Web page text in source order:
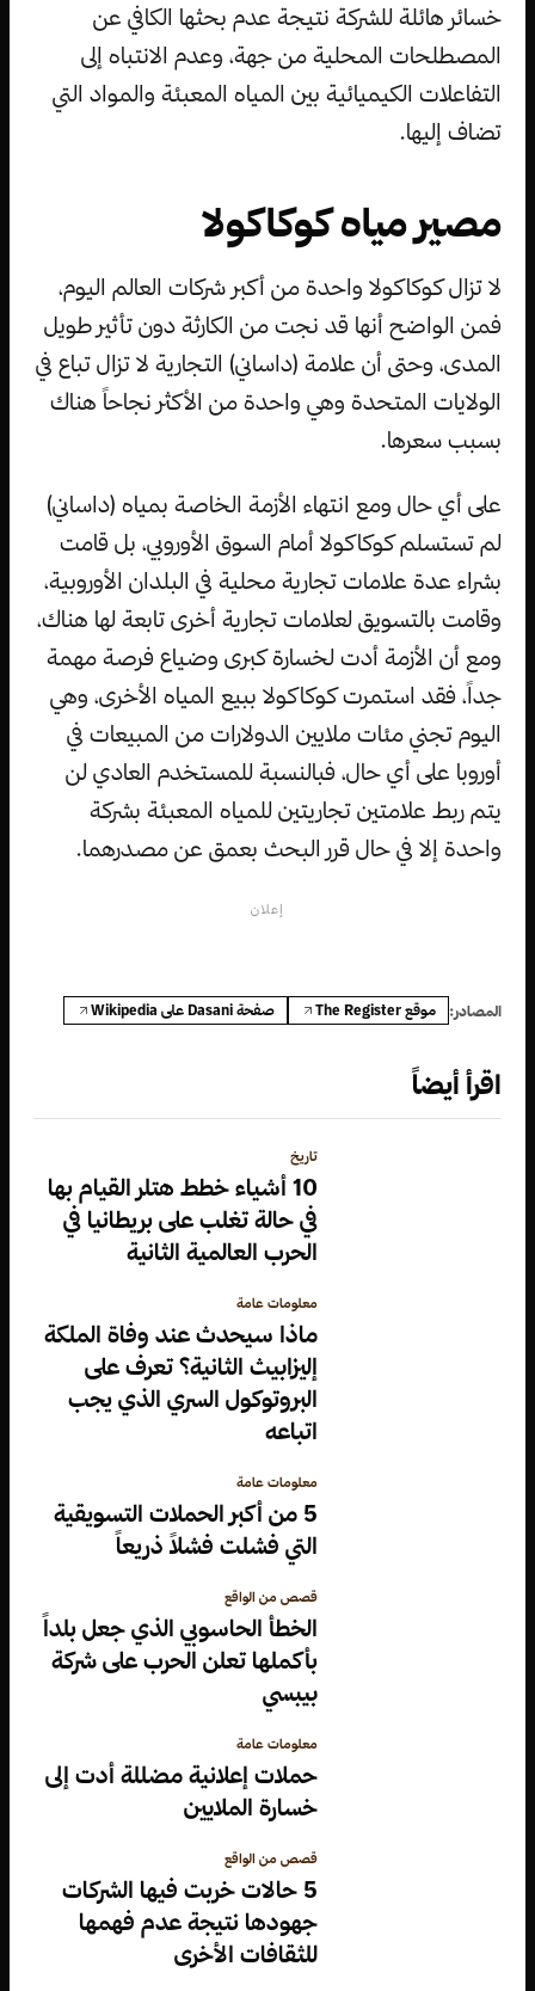
خسائر هائلة للشركة نتيجة عدم بحثها الكافي عن
المصطلحات المحلية من جهة، وعدم الانتباه إلى
التفاعلات الكيميائية بين المياه المعبئة والمواد التي
تضاف إليها.
مصير مياه كوكاكولا
لا تزال كوكاكولا واحدة من أكبر شركات العالم اليوم،
فمن الواضح أنها قد نجت من الكارثة دون تأثير طويل
المدى، وحتى أن علامة (داساني) التجارية لا تزال تباع في
الولايات المتحدة وهي واحدة من الأكثر نجاحاً هناك
بسبب سعرها.
على أي حال ومع انتهاء الأزمة الخاصة بمياه (داساني)
لم تستسلم كوكاكولا أمام السوق الأوروبي، بل قامت
بشراء عدة علامات تجارية محلية في البلدان الأوروبية،
وقامت بالتسويق لعلامات تجارية أخرى تابعة لها هناك،
ومع أن الأزمة أدت لخسارة كبرى وضياع فرصة مهمة
جداً، فقد استمرت كوكاكولا ببيع المياه الأخرى، وهي
اليوم تجني مئات ملايين الدولارات من المبيعات في
أوروبا على أي حال، فبالنسبة للمستخدم العادي لن
يتم ربط علامتين تجاريتين للمياه المعبئة بشركة
واحدة إلا في حال قرر البحث بعمق عن مصدرهما.
إعلان
المصادر: موقع The Register صفحة Dasani على Wikipedia
اقرأ أيضاً
تاريخ
10 أشياء خطط هتلر القيام بها
في حالة تغلب على بريطانيا في
الحرب العالمية الثانية
معلومات عامة
ماذا سيحدث عند وفاة الملكة
إليزابيث الثانية؟ تعرف على
البروتوكول السري الذي يجب
اتباعه
معلومات عامة
5 من أكبر الحملات التسويقية
التي فشلت فشلاً ذريعاً
قصص من الواقع
الخطأ الحاسوبي الذي جعل بلداً
بأكملها تعلن الحرب على شركة
بيبسي
معلومات عامة
حملات إعلانية مضللة أدت إلى
خسارة الملايين
قصص من الواقع
5 حالات خربت فيها الشركات
جهودها نتيجة عدم فهمها
للثقافات الأخرى